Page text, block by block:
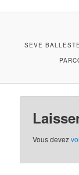
SEVE
Vous devez